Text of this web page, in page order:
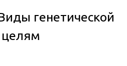
генетической
целям